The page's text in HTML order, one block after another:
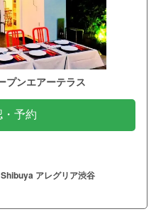
プンエアーテラス
・予約
アレグリア渋谷